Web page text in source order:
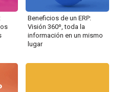
Beneficios de un ERP:
Visión 360º, toda la
información en un mismo
lugar